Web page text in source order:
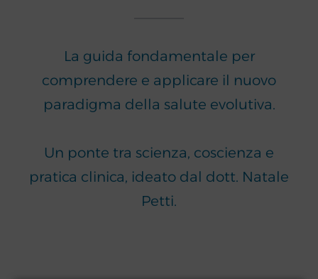
La guida fondamentale per
comprendere e applicare il nuovo
paradigma della salute evolutiva.
Un ponte tra scienza, coscienza e
pratica clinica, ideato dal dott. Natale
Petti.